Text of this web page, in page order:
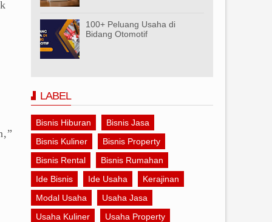
100+ Peluang Usaha di
Bidang Otomotif
LABEL
Bisnis Hiburan
Bisnis Jasa
Bisnis Kuliner
Bisnis Property
Bisnis Rental
Bisnis Rumahan
Ide Bisnis
Ide Usaha
Kerajinan
Modal Usaha
Usaha Jasa
Usaha Kuliner
Usaha Property